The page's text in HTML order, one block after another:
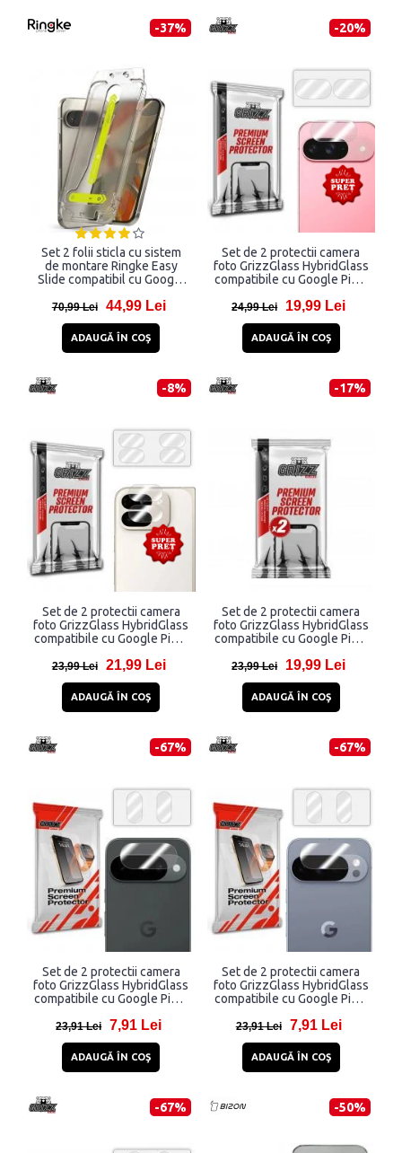
-37%
Set 2 folii sticla cu sistem
de montare Ringke Easy
Slide compatibil cu Google
70,99 Lei 44,99 Lei
ADAUGĂ ÎN COŞ
-20%
Set de 2 protectii camera
foto GrizzGlass HybridGlass
compatibile cu Google Pixel
24,99 Lei 19,99 Lei
ADAUGĂ ÎN COŞ
-8%
Set de 2 protectii camera
foto GrizzGlass HybridGlass
compatibile cu Google Pixel
23,99 Lei 21,99 Lei
ADAUGĂ ÎN COŞ
-17%
Set de 2 protectii camera
foto GrizzGlass HybridGlass
compatibile cu Google Pixel
23,99 Lei 19,99 Lei
ADAUGĂ ÎN COŞ
-67%
Set de 2 protectii camera
foto GrizzGlass HybridGlass
compatibile cu Google Pixel
23,91 Lei 7,91 Lei
ADAUGĂ ÎN COŞ
-67%
Set de 2 protectii camera
foto GrizzGlass HybridGlass
compatibile cu Google Pixel
23,91 Lei 7,91 Lei
ADAUGĂ ÎN COŞ
-67% -50%